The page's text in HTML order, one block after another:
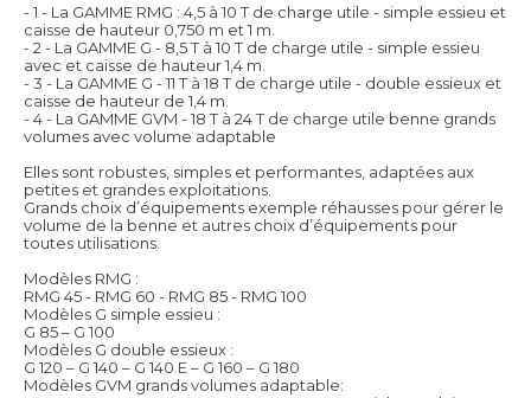
- 1 - La GAMME RMG : 4,5 à 10 T de charge utile - simple essieu et
caisse de hauteur 0,750 m et 1 m.
- 2 - La GAMME G - 8,5 T à 10 T de charge utile - simple essieu
avec et caisse de hauteur 1,4 m.
- 3 - La GAMME G - 11 T à 18 T de charge utile - double essieux et
caisse de hauteur de 1,4 m.
- 4 - La GAMME GVM - 18 T à 24 T de charge utile benne grands
volumes avec volume adaptable
Elles sont robustes, simples et performantes, adaptées aux
petites et grandes exploitations.
Grands choix d’équipements exemple réhausses pour gérer le
volume de la benne et autres choix d’équipements pour
toutes utilisations.
Modèles RMG :
RMG 45 - RMG 60 - RMG 85 - RMG 100
Modèles G simple essieu :
G 85 – G 100
Modèles G double essieux :
G 120 – G 140 – G 140 E – G 160 – G 180
Modèles GVM grands volumes adaptable: